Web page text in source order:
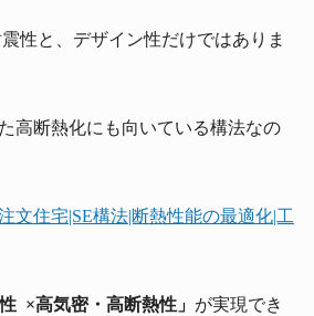
性と、デザイン性だけではありま
高断熱化にも向いている構法なの
文住宅|SE構法|断熱性能の最適化|工
×高気密・高断熱性」 が実現でき